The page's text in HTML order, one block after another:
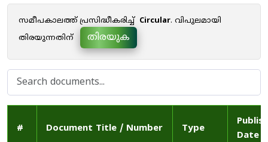
സമീപകാലത്ത് പ്രസിദ്ധീകരിച്ച് Circular. വിപുലമായി
തിരയുന്നതിന്
തിരയുക
# Document Title / Number Type
Date